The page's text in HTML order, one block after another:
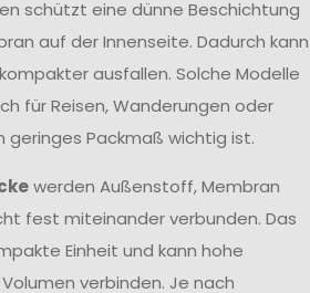
schützt eine dünne Beschichtung
auf der Innenseite. Dadurch kann
ausfallen. Solche Modelle
für Reisen, Wanderungen oder
geringes Packmaß wichtig ist.
werden Außenstoff, Membran
fest miteinander verbunden. Das
Einheit und kann hohe
verbinden. Je nach